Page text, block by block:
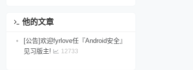
他的文章
[公告]欢迎fyrlove任『Android安全』
见习版主!
12733